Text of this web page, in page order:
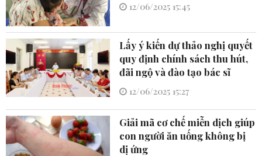
12/06/2025 15:45
Lấy ý kiến dự thảo nghị quyết
quy định chính sách thu hút,
đãi ngộ và đào tạo bác sĩ
12/06/2025 15:27
Giải mã cơ chế miễn dịch giúp
con người ăn uống không bị
dị ứng